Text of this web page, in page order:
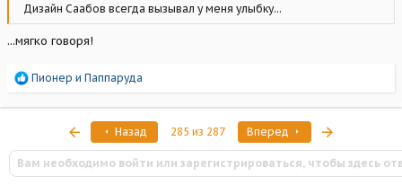
Дизайн Саабов всегда вызывал у меня улыбку...
...мягко говоря!
Р
а
и
и
:
Пионер и Паппаруда
ПервыйНазад 285 из 287 Вперед
Вам необходимо войти или зарегистрироваться, чтобы здесь